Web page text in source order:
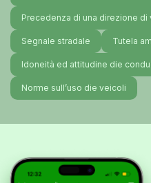
Precedenza di una direzione di
Segnale stradale Tutela
Idoneità ed attitudine die
Norme sull’uso die veicoli